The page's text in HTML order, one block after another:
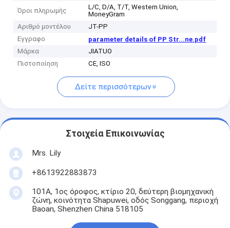
Όροι πληρωμής
L/C, D/A, T/T, Western Union,
MoneyGram
Αριθμό μοντέλου
JT-PP
Εγγραφο
parameter details of PP Str...ne.pdf
Μάρκα
JIATUO
Πιστοποίηση
CE, ISO
Δείτε περισσότερων
Στοιχεία Επικοινωνίας
Mrs. Lily
+8613922883873
101Α, 1ος όροφος, κτίριο 20, δεύτερη βιομηχανική
ζώνη, κοινότητα Shapuwei, οδός Songgang, περιοχή
Baoan, Shenzhen China 518105